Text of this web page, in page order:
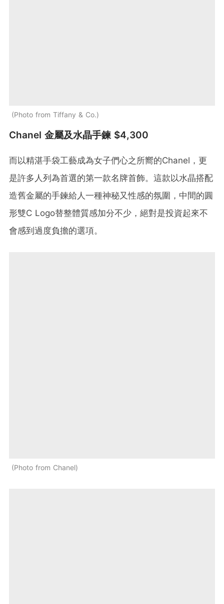
Photo from Tiffany & Co.
Chanel 金屬及水晶手鍊 $4,300
而以精湛手袋工藝成為女子們心之所嚮的Chanel，更
是許多人列為首選的第一款名牌首飾。這款以水晶搭配
造舊金屬的手鍊給人一種神秘又性感的氛圍，中間的圓
形雙C Logo替整體質感加分不少，絕對是投資起來不
會感到過度負擔的選項。
Photo from Chanel